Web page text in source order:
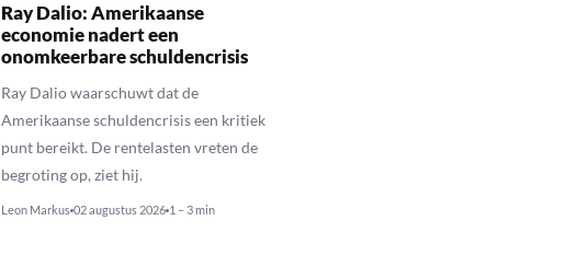
Ray Dalio: Amerikaanse
economie nadert een
onomkeerbare schuldencrisis
Ray Dalio waarschuwt dat de
Amerikaanse schuldencrisis een kritiek
punt bereikt. De rentelasten vreten de
begroting op, ziet hij.
Leon Markus 02 augustus 2026 1 – 3 min